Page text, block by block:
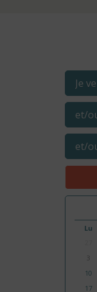
Lu
3
10
17